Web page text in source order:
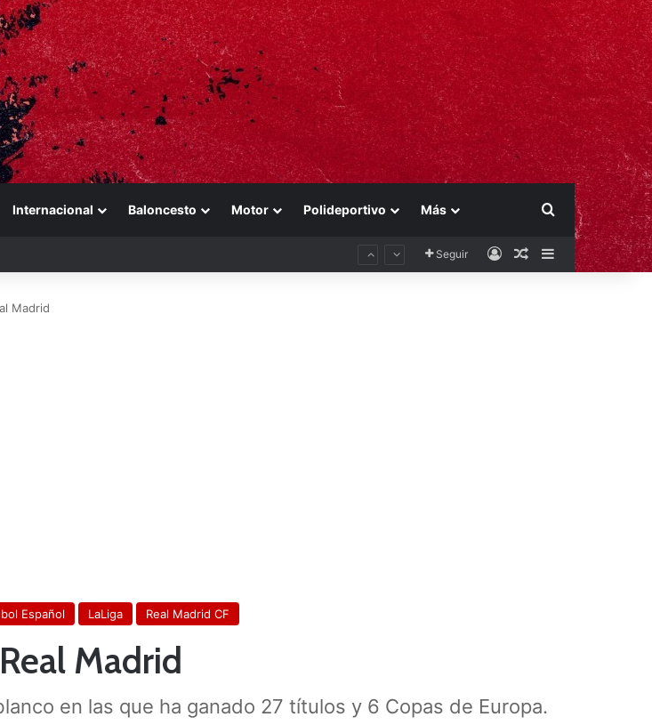
Internacional Baloncesto Motor Polideportivo Más Buscar por
Seguir AccesoPublicación al
Barra lateral
Madrid
Español LaLiga Real Madrid CF
Madrid
en las que ha ganado 27 títulos y 6 Copas de Europa.